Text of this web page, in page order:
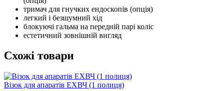
тримач для гнучких ендоскопів (опція)
легкий і безшумний хід
блокуючі гальма на передній парі коліс
естетичний зовнішній вигляд
Схожі товари
Візок для апаратів ЕХВЧ (1 полиця)